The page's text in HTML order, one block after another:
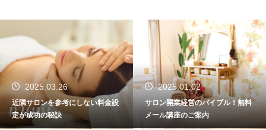
2025.03.26
近隣サロンを参考にしない料金設
定が成功の秘訣
2025.01.02
サロン開業経営のバイブル！無料
メール講座のご案内